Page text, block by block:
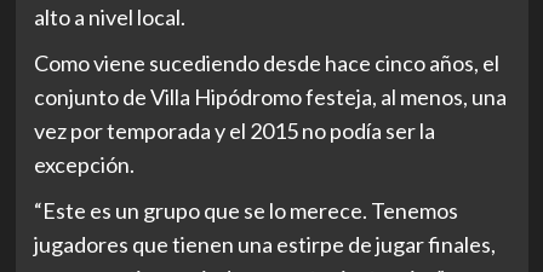
alto a nivel local.
Como viene sucediendo desde hace cinco años, el
conjunto de Villa Hipódromo festeja, al menos, una
vez por temporada y el 2015 no podía ser la
excepción.
“Este es un grupo que se lo merece. Tenemos
jugadores que tienen una estirpe de jugar finales,